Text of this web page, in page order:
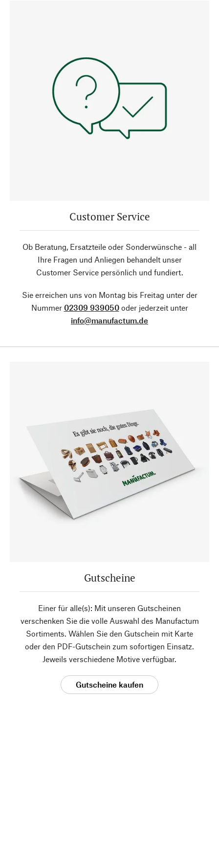
Customer Service
Ob Beratung, Ersatzteile oder Sonderwünsche - all
Ihre Fragen und Anliegen behandelt unser
Customer Service persönlich und fundiert.
Sie erreichen uns von Montag bis Freitag unter der
Nummer 02309 939050oder jederzeit unter
info@manufactum.de
Gutscheine
Einer für alle(s): Mit unseren Gutscheinen
verschenken Sie die volle Auswahl des Manufactum
Sortiments. Wählen Sie den Gutschein mit Karte
oder den PDF-Gutschein zum sofortigen Einsatz.
Jeweils verschiedene Motive verfügbar.
Gutscheine kaufen